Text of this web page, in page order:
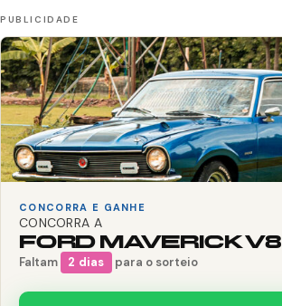
CONCORRA E GANHE
CONCORRA A
FORD MAVERICK V8
Faltam 2 dias para o sorteio